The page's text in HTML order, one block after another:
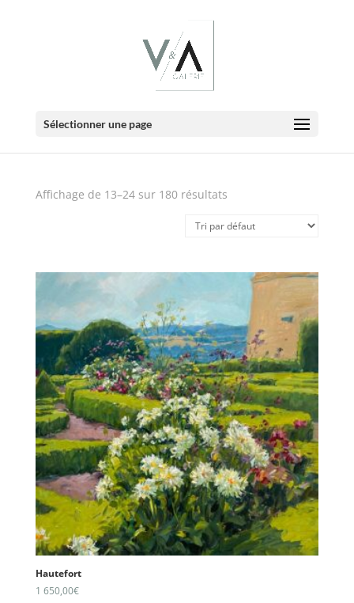
Sélectionner une page
E-Boutique
Affichage de 13–24 sur 180 résultats
Hautefort
1 650,00€